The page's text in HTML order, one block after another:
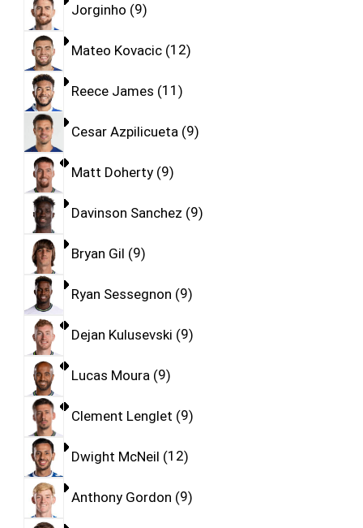
Jorginho 9
Mateo Kovacic 12
Reece James 11
Cesar Azpilicueta 9
Matt Doherty 9
Davinson Sanchez 9
Bryan Gil 9
Ryan Sessegnon 9
Dejan Kulusevski 9
Lucas Moura 9
Clement Lenglet 9
Dwight McNeil 12
Anthony Gordon 9